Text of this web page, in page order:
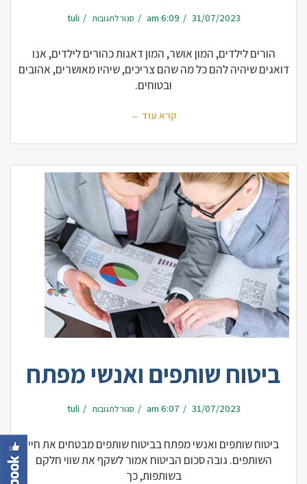
31/07/2023
6:09 am סגור לתגובות על
הורים
דאגות
tuli
הורים לילדים, המון אושר, המון דאגות כהורים לילדים, אנו
דואגים שיהיה להם כל מה שהם צריכים, שיהיו מאושרים, אהובים
ובטוחים.
קרא עוד ←
ביטוח שותפים ואנשי מפתח
31/07/2023
6:07 am סגור לתגובות על
ביטוחtuli
ביטוח שותפים ואנשי מפתח בביטוח שותפים מבטחים את חיי
השותפים. גובה סכום הביטוח אמור לשקף את שווי חלקם
בשותפות, כך